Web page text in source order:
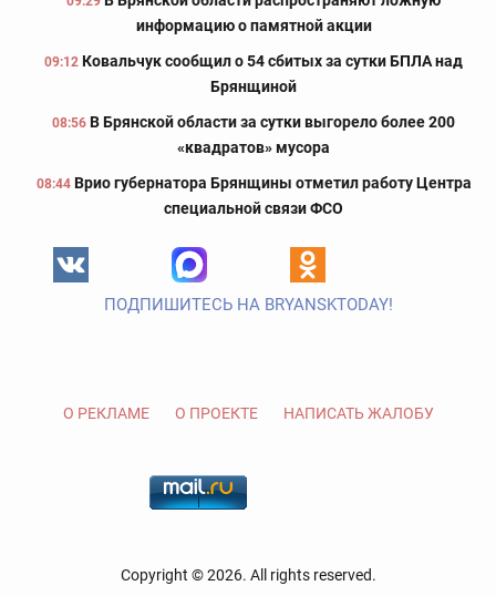
информацию о памятной акции
09:12 Ковальчук сообщил о 54 сбитых за сутки БПЛА над
Брянщиной
08:56 В Брянской области за сутки выгорело более 200
«квадратов» мусора
08:44 Врио губернатора Брянщины отметил работу Центра
специальной связи ФСО
ПОДПИШИТЕСЬ НА BRYANSKTODAY!
О РЕКЛАМЕ О ПРОЕКТЕ НАПИСАТЬ ЖАЛОБУ
Copyright © 2026. All rights reserved.